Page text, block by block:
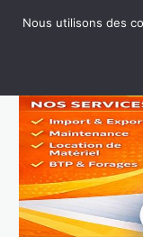
Nous utilisons des